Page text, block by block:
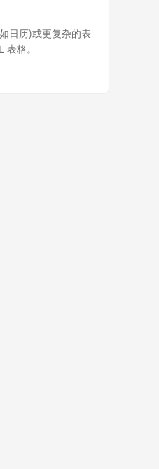
日历)或更复杂的表
格。